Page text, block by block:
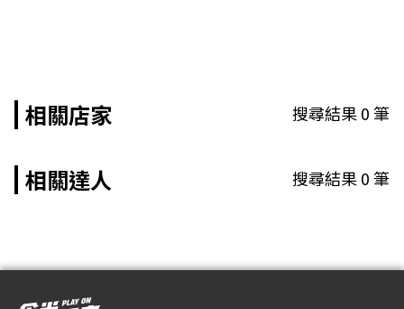
相關店家 搜尋結果0筆
相關達人 搜尋結果0筆